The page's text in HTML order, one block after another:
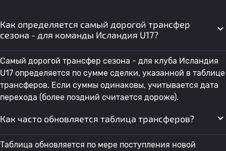
Как определяется самый дорогой трансфер
сезона - для команды Исландия U17?
Самый дорогой трансфер сезона - для клуба Исландия
U17 определяется по сумме сделки, указанной в таблице
трансферов. Если суммы одинаковы, учитывается дата
перехода (более поздний считается дороже).
Как часто обновляется таблица трансферов?
Таблица обновляется по мере поступления новой